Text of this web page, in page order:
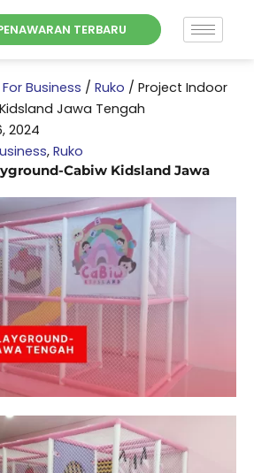
TERBARU
Business / Ruko / Project Indoor
Jawa Tengah
2024
, Ruko
Cabiw Kidsland Jawa